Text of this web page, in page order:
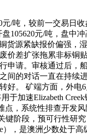
/吨，较前一交易日
元/吨，盘中
货源紧缺报价偏强
差扩张拖累非标
请。审核通过后
的对话一直在持
。 矿端方面，外电
加速Elizabeth
，系统性排查开发
键阶段，预可行性
，是澳洲少数处于